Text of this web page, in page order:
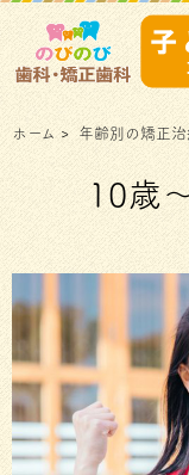
ホーム > 年齢別の矯正治
10歳